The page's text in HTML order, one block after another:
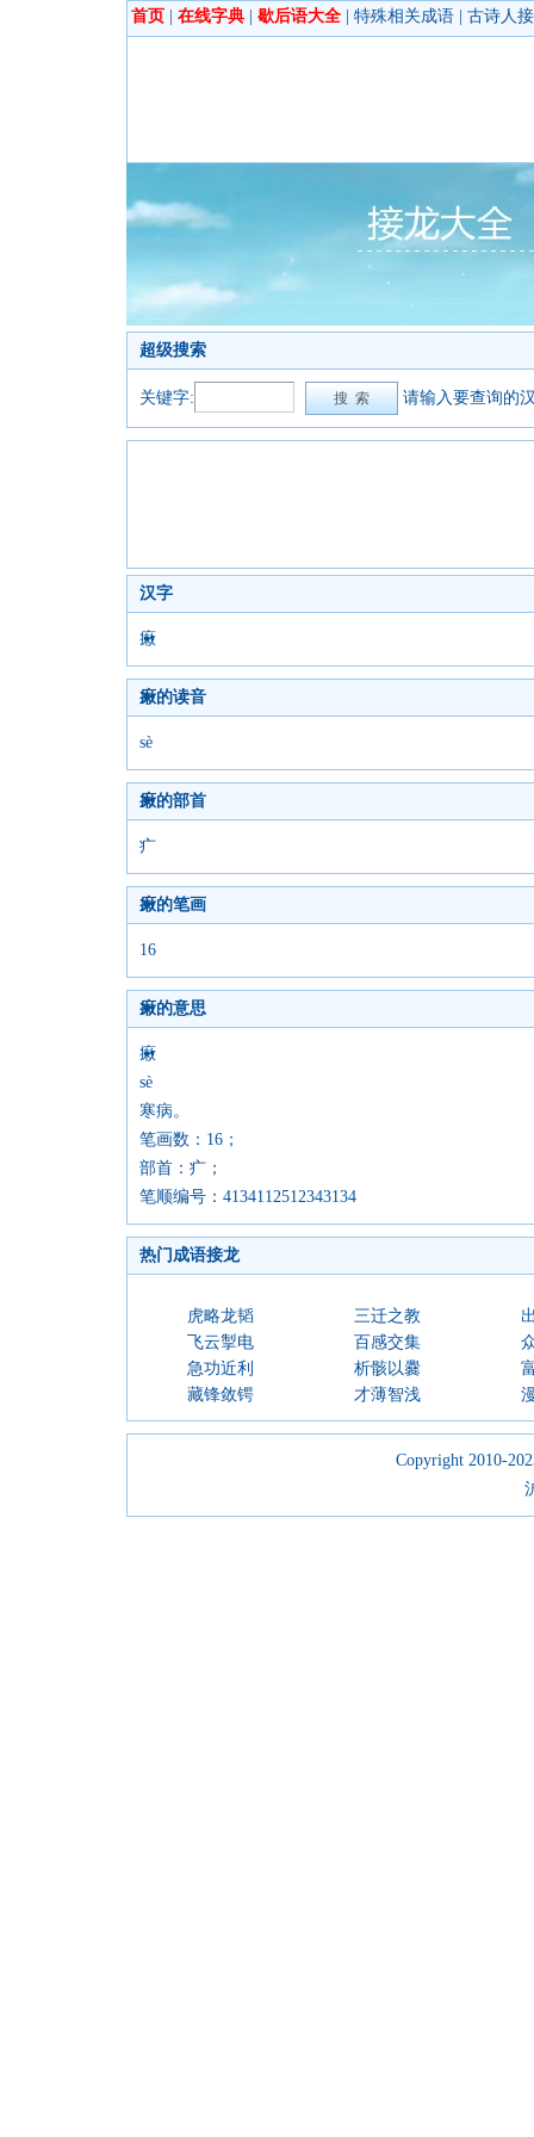
首页 在线字典 歇后语大全 特殊相关成语 古诗人
超级搜索
关键字: 请输入要查询的
汉字
瘷
瘷的读音
sè
瘷的部首
疒
瘷的笔画
16
瘷的意思
瘷
sè
寒病。
笔画数：16；
部首：疒；
笔顺编号：4134112512343134
热门成语接龙
虎略龙韬 三迁之教
飞云掣电
百感交集
急功近利
析骸以爨
藏锋敛锷
才薄智浅
Copyright 2010-